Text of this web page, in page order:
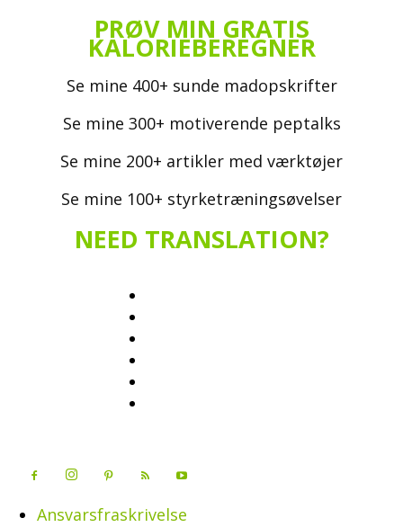
PRØV MIN GRATIS
KALORIEBEREGNER
Se mine 400+ sunde madopskrifter
Se mine 300+ motiverende peptalks
Se mine 200+ artikler med værktøjer
Se mine 100+ styrketræningsøvelser
NEED TRANSLATION?
Ansvarsfraskrivelse